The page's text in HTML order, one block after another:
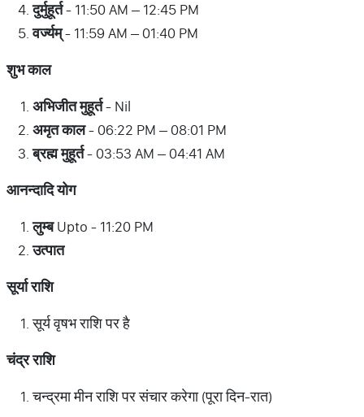
दुर्मुहूर्त- 11:50 AM – 12:45 PM
वर्ज्यम्- 11:59 AM – 01:40 PM
शुभकाल
अभिजीतमुहूर्त- Nil
अमृतकाल- 06:22 PM – 08:01 PM
ब्रह्ममुहूर्त- 03:53 AM – 04:41 AM
आनन्दादियोग
लुम्बUpto - 11:20 PM
उत्पात
सूर्याराशि
सूर्य वृषभ राशि पर है
चंद्रराशि
चन्द्रमा मीन राशि पर संचार करेगा (पूरा दिन-रात)